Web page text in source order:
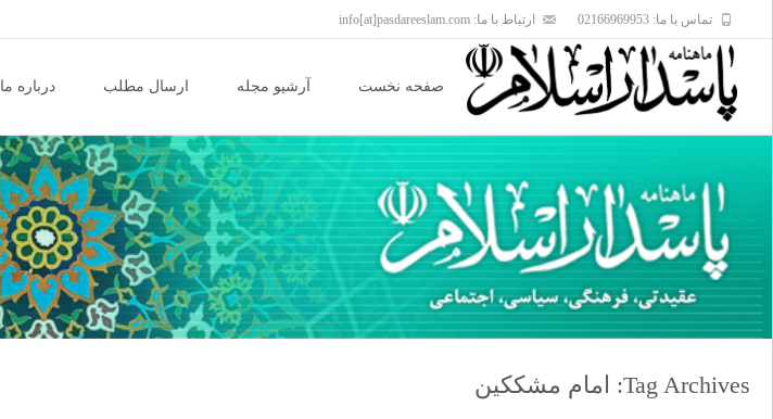
تماس با ما: 02166969953 ارتباط با ما: info[at]pasdareeslam.com
content
صفحه نخست آرشیو مجله ارسال مطلب درباره ما
Tag Archives: امام مشککین